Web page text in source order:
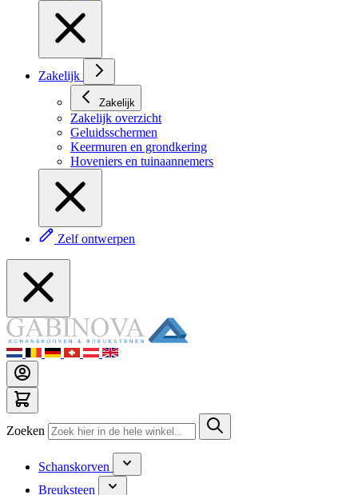
Zakelijk
Zakelijk
Zakelijk overzicht
Geluidsschermen
Keermuren en grondkering
Hoveniers en tuinaannemers
Zelf ontwerpen
Zoeken
Schanskorven
Breuksteen